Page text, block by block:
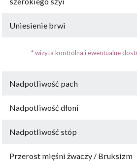
Uniesienie brwi
* wizyta kontrolna i ewentualne
Nadpotliwość pach
Nadpotliwość dłoni
Nadpotliwość stóp
Przerost mięśni żwaczy / Bruksizm